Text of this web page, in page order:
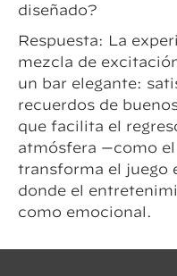
diseñado?
Respuesta: La
mezcla de
un bar elegante:
recuerdos de
que facilita el
atmósfera —como
transforma el juego
donde el
como emocional.